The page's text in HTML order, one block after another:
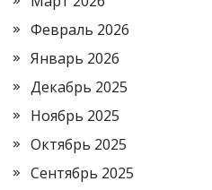
Февраль 2026
Январь 2026
Декабрь 2025
Ноябрь 2025
Октябрь 2025
Сентябрь 2025